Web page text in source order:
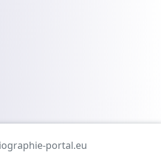
portal.eu